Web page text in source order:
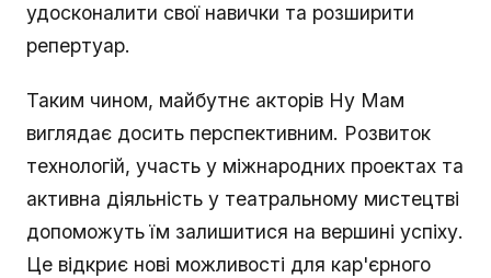
удосконалити свої навички та розширити
репертуар.
Таким чином, майбутнє акторів Ну Мам
виглядає досить перспективним. Розвиток
технологій, участь у міжнародних проектах та
активна діяльність у театральному мистецтві
допоможуть їм залишитися на вершині успіху.
Це відкриє нові можливості для кар'єрного